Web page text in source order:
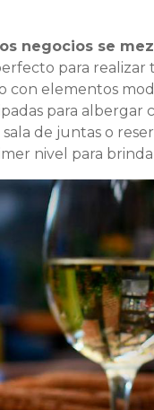
negocios se
para realizar
elementos
para albergar
de juntas o
nivel para